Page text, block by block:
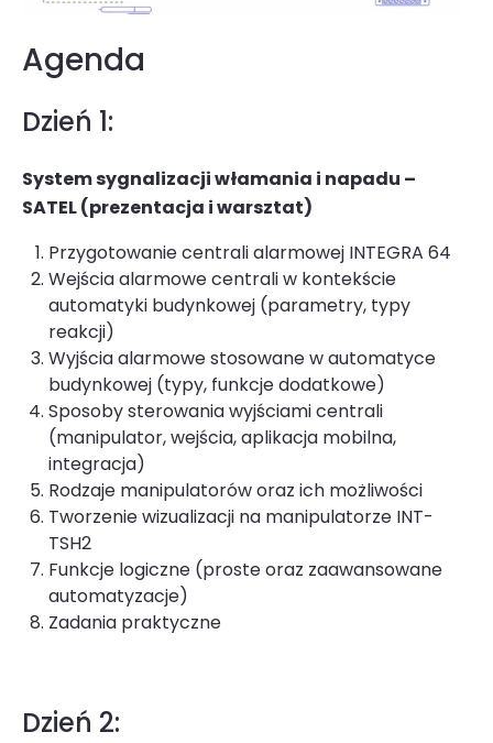
Agenda
Dzień 1:
System sygnalizacji włamania i napadu –
SATEL (prezentacja i warsztat)
Przygotowanie centrali alarmowej INTEGRA 64
Wejścia alarmowe centrali w kontekście
automatyki budynkowej (parametry, typy
reakcji)
Wyjścia alarmowe stosowane w automatyce
budynkowej (typy, funkcje dodatkowe)
Sposoby sterowania wyjściami centrali
(manipulator, wejścia, aplikacja mobilna,
integracja)
Rodzaje manipulatorów oraz ich możliwości
Tworzenie wizualizacji na manipulatorze INT-
TSH2
Funkcje logiczne (proste oraz zaawansowane
automatyzacje)
Zadania praktyczne
Dzień 2: